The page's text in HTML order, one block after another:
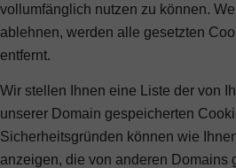
vollumfänglich nutzen zu können.
ablehnen, werden alle gesetzten
entfernt.
Wir stellen Ihnen eine Liste der von
unserer Domain gespeicherten
Sicherheitsgründen können wie
anzeigen, die von anderen Domains